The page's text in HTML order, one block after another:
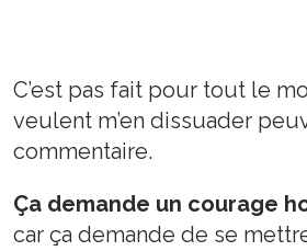
C’est pas fait pour tout le
veulent m’en dissuader
commentaire.
Ça demande un courage
car ça demande de se